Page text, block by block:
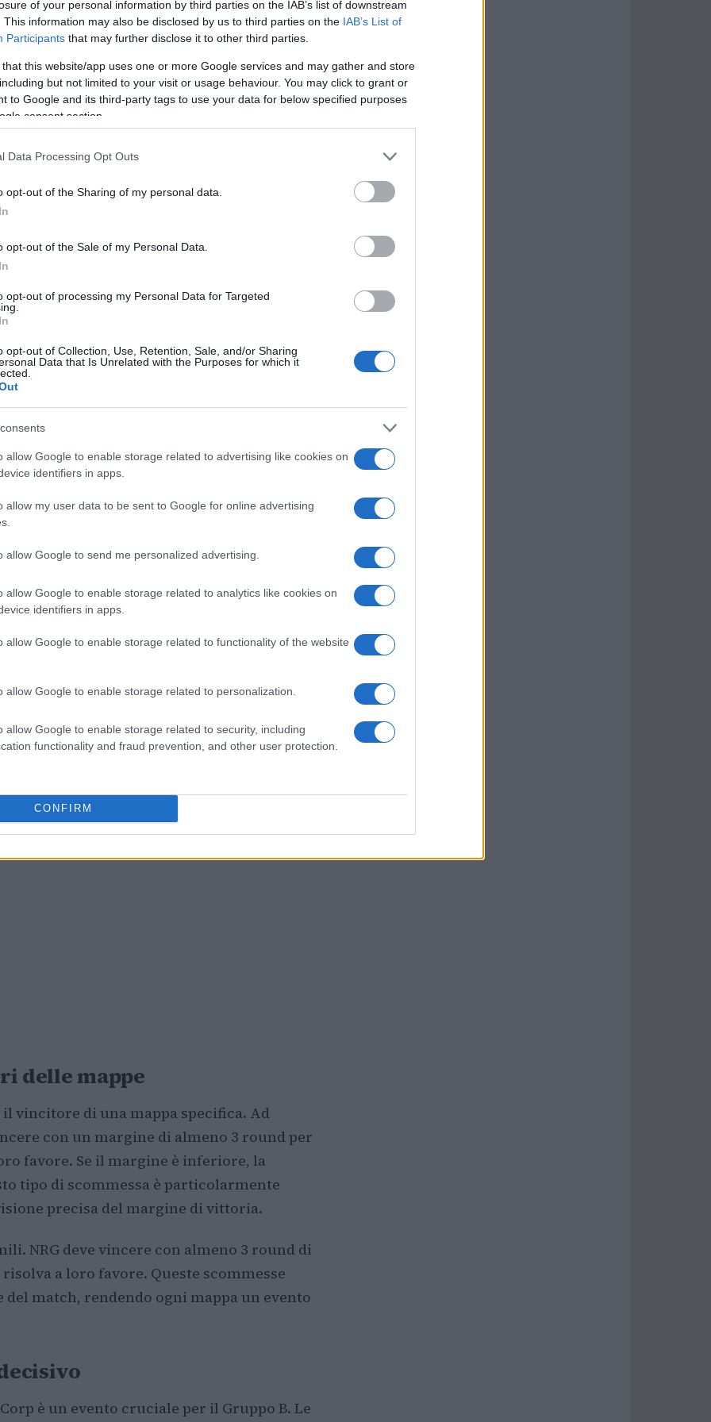
of your personal information by third parties on the IAB’s list of downstream
This information may also be disclosed by us to third parties on the IAB’s List of
Participants that may further disclose it to other third parties.
that this website/app uses one or more Google services and may gather and store
but not limited to your visit or usage behaviour. You may click to grant or
to Google and its third-party tags to use your data for below specified purposes
consent section.
Data Processing Opt Outs
opt-out of the Sharing of my personal data.
opt-out of the Sale of my Personal Data.
opt-out of processing my Personal Data for Targeted
opt-out of Collection, Use, Retention, Sale, and/or Sharing
Data that Is Unrelated with the Purposes for which it
allow Google to enable storage related to advertising like cookies on
identifiers in apps.
allow my user data to be sent to Google for online advertising
allow Google to send me personalized advertising.
allow Google to enable storage related to analytics like cookies on
identifiers in apps.
allow Google to enable storage related to functionality of the website
allow Google to enable storage related to personalization.
allow Google to enable storage related to security, including
functionality and fraud prevention, and other user protection.
CONFIRM
e i risultati delle singole mappe.
grande competitività nelle loro precedenti
ma ha perso contro Team Vitality 2-1,
Vitality ma ha vinto contro Paper Rex.
più imprevedibile e avvincente.
una mappa specifica sono un modo
Ad esempio, per la Mappa 3
totale di round giocati da entrambe le
Undersi risolve se il numero è
22.5, la scommessa viene considerata
una scommessa
che si risolve se il
sono indipendenti dal risultato
un livello di complessità e strategia.
delle mappe
vincitore di una mappa specifica. Ad
con un margine di almeno 3 round per
favore. Se il margine è inferiore, la
tipo di scommessa è particolarmente
precisa del margine di vittoria.
NRG deve vincere con almeno 3 round di
a loro favore. Queste scommesse
match, rendendo ogni mappa un evento
è un evento cruciale per il Gruppo B. Le